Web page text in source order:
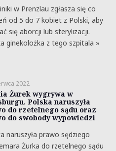
w Prenzlau zgłasza się co
od 5 do 7 kobiet z Polski, aby
się aborcji lub sterylizacji.
ginekolożka z tego szpitala »
2022
Żurek wygrywa w
Polska naruszyła
do rzetelnego sądu oraz
do swobody wypowiedzi
naruszyła prawo sędziego
Żurka do rzetelnego sądu